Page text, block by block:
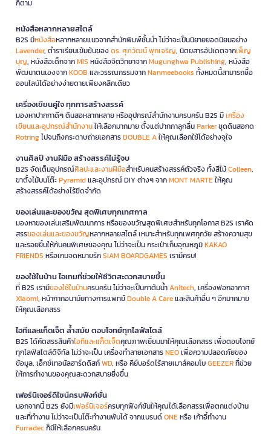
ก็ตาม
หนังสือหลากหลายสไตล์
B2S มีหนังสือหลากหลายแนวจากสำนักพิมพ์ชั้นนำ ไม่ว่าจะเป็นนิยายยอดนิยมอย่าง
Lavender, ตำราเรียนเข้มข้นของดร. ศุภวัฒน์ พุกเจริญ, นิตยสารอัปเดตจากเพ็ญ
บุญ, หนังสือเด็กจากMIS หนังสือจิตวิทยาจากMugunghwa Publishing, หนังสือ
พัฒนาตนเองจากKOOB และวรรณกรรมจากNanmeebooks ทั้งหมดนี้สามารถซื้อ
ออนไลน์ได้อย่างง่ายดายเพียงคลิกเดียว
เครื่องเขียนคู่ใจ ทุกการสร้างสรรค์
มองหาปากกาดีๆ ดินสอหลากหลาย หรืออุปกรณ์สำนักงานครบครัน B2S มีเครื่อง
เขียนและอุปกรณ์สำนักงานให้เลือกมากมาย ตั้งแต่ปากกาลูกลื่นParkerชุดดินสอกด
Rotringไปจนถึงกระดาษถ่ายเอกสารDOUBLE Aให้คุณเลือกใช้ได้อย่างจุใจ
งานศิลป์ งานฝีมือ สร้างสรรค์ไม่รู้จบ
B2S จัดเต็มอุปกรณ์ศิลปะและงานฝีมือสำหรับคนสร้างสรรค์ตัวจริง ทั้งสีไม้Colleen,
ขาตั้งไม้บนโต๊ะPyramidและอุปกรณ์ DIY ต่างๆ จากMONT MARTEให้คุณ
สร้างสรรค์ได้อย่างไร้ขีดจำกัด
ของเล่นและของขวัญ สุดพิเศษทุกเทศกาล
มองหาของเล่นเสริมพัฒนาการ หรือของขวัญสุดพิเศษสำหรับทุกโอกาส B2S เราคัด
สรรของเล่นและของขวัญหลากหลายสไตล์ เหมาะสำหรับทุกเพศทุกวัย สร้างความสุข
และรอยยิ้มให้กับคนพิเศษของคุณ ไม่ว่าจะเป็น กระเป๋าเก็บอุณหภูมิKAKAO
FRIENDS หรือเกมจดหมายรักSIAM BOARDGAMES เรามีครบ!
ของใช้ในบ้าน ไอเทมที่ช่วยให้ชีวิตสะดวกสบายขึ้น
ที่ B2S เรามีของใช้ในบ้านครบครัน ไม่ว่าจะเป็นกาต้มน้ำAnitech, เครื่องฟอกอากาศ
Xiaomi, หน้ากากอนามัยทางการแพทย์Double A Careและสินค้าอื่น ๆ อีกมากมาย
ให้คุณเลือกสรร
ไอทีและแก็ดเจ็ต ล้ำสมัย ตอบโจทย์ทุกไลฟ์สไตล์
B2S ได้คัดสรรสินค้าไอทีและแก็ดเจ็ตคุณภาพเยี่ยมมาให้คุณเลือกสรร เพื่อตอบโจทย์
ทุกไลฟ์สไตล์ดิจิทัล ไม่ว่าจะเป็น เครื่องทำลายเอกสารNEOเพื่อความปลอดภัยของ
ข้อมูล, เอ็กซ์เทอนัลฮาร์ดดิสก์WD, หรือ คีย์บอร์ดไร้สายเมาส์คอมโบGEEZERที่ช่วย
ให้การทำงานของคุณสะดวกสบายยิ่งขึ้น
เฟอร์นิเจอร์ดีไซน์ครบฟังก์ชั่น
นอกจากนี้ B2S ยังมีเฟอร์นิเจอร์ครบทุกฟังก์ชันให้คุณได้เลือกสรรเพื่อตกแต่งบ้าน
และที่ทำงาน ไม่ว่าจะเป็นโต๊ะทำงานพับได้ จากแบรนด์ONEหรือ เก้าอี้ทำงาน
Furradecก็มีให้เลือกครบครัน